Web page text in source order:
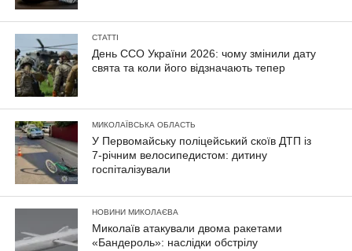
СТАТТІ
День ССО України 2026: чому змінили дату
свята та коли його відзначають тепер
МИКОЛАЇВСЬКА ОБЛАСТЬ
У Первомайську поліцейський скоїв ДТП із
7-річним велосипедистом: дитину
госпіталізували
НОВИНИ МИКОЛАЄВА
Миколаїв атакували двома ракетами
«Бандероль»: наслідки обстрілу